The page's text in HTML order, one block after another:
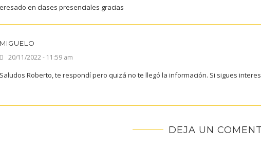
en clases presenciales gracias
MIGUELO
20/11/2022 - 11:59 am
Saludos Roberto, te respondí pero quizá no te llegó la información. Si sigues
DEJA UN